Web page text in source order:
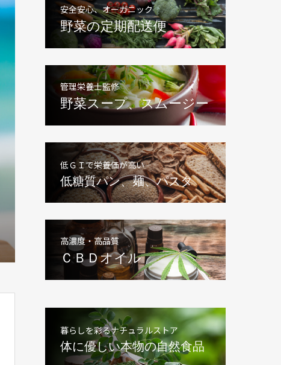
安全安心、オーガニック
野菜の定期配送便
管理栄養士監修
野菜スープ、スムージー
低ＧＩで栄養価が高い
低糖質パン、麺、パスタ
高濃度・高品質
ＣＢＤオイル
暮らしを彩るナチュラルストア
体に優しい本物の自然食品